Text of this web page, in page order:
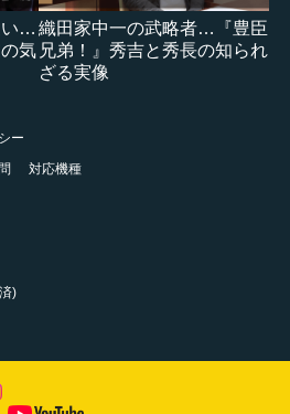
い…
気
織田家中一の武略者…『豊臣
兄弟！』秀吉と秀長の知られ
ざる実像
ー
対応機種
)